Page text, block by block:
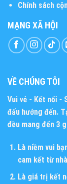
Chính sách
MẠNG XÃ HỘI
VỀ CHÚNG TÔI
Vui vẻ - Kết nối -
đấu hướng đến.
đều mang đến 3
Là niềm vui
cam kết từ
Là giá trị kết